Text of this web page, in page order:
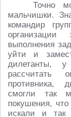
Точно
мальчишки.
командир
выполнения
уйти и
дилетанты,
рассчитать
противника,
смогли так
покушения,
искали и